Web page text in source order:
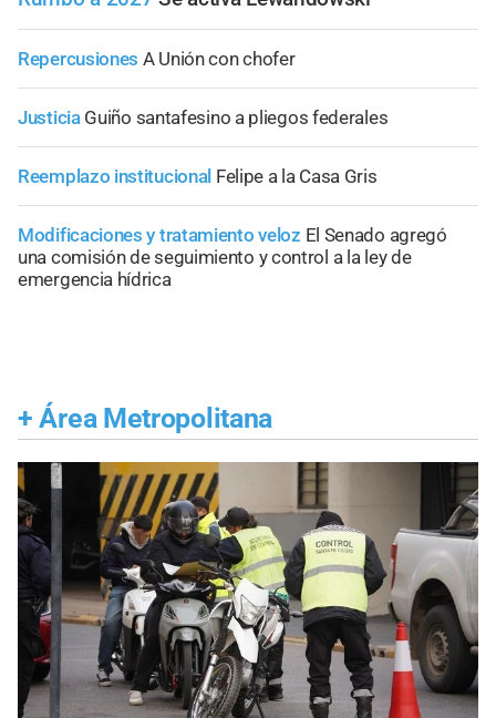
Repercusiones A Unión con chofer
Justicia Guiño santafesino a pliegos federales
Reemplazo institucional Felipe a la Casa Gris
Modificaciones y tratamiento veloz El Senado agregó
una comisión de seguimiento y control a la ley de
emergencia hídrica
+ Área Metropolitana